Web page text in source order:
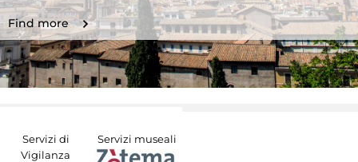
Find more
Servizi di
Vigilanza
Servizi museali